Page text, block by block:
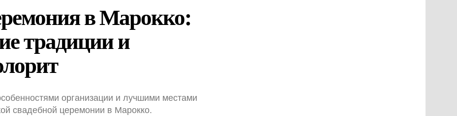
в Марокко:
традиции и
организации и лучшими местами
свадебной церемонии в Марокко.